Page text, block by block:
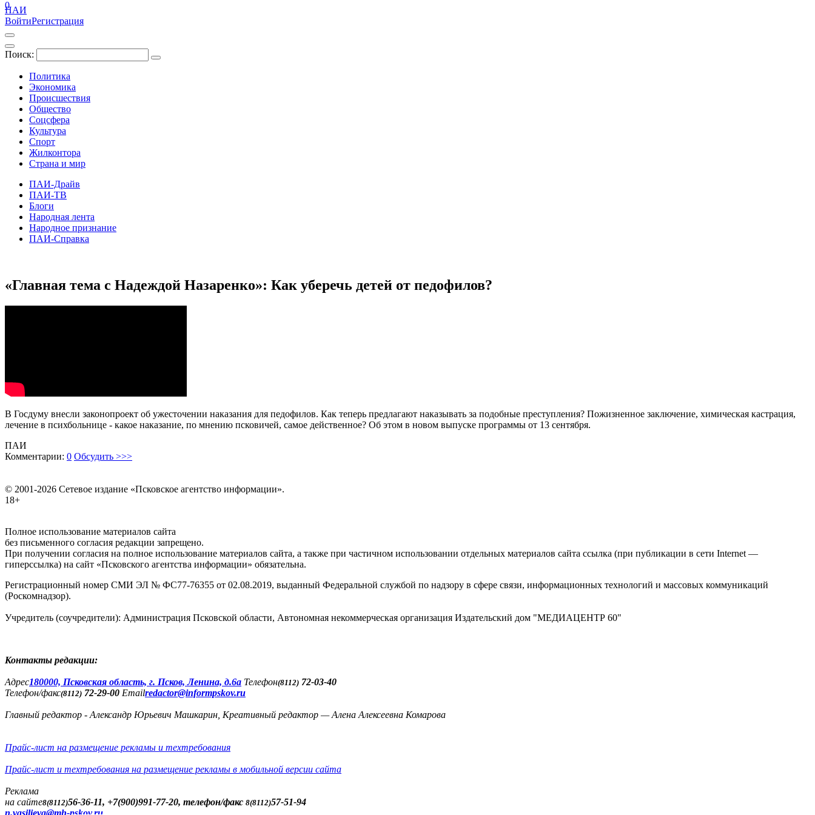
ПАИ
ВойтиРегистрация
Поиск:
Политика
Экономика
Происшествия
Общество
Соцсфера
Культура
Спорт
Жилконтора
Страна и мир
ПАИ-Драйв
ПАИ-ТВ
Блоги
Народная лента
Народное признание
ПАИ-Справка
0
«Главная тема с Надеждой Назаренко»: Как уберечь детей от педофилов?
В Госдуму внесли законопроект об ужесточении наказания для педофилов. Как теперь предлагают наказывать за подобные преступления? Пожизненное заключение, химическая кастрация,
лечение в психбольнице - какое наказание, по мнению псковичей, самое действенное? Об этом в новом выпуске программы от 13 сентября.
ПАИ
Комментарии: 0 Обсудить >>>
© 2001-2026 Сетевое издание «Псковское агентство информации».
18+
Полное использование материалов сайта
без письменного согласия редакции запрещено.
При получении согласия на полное использование материалов сайта, а также при частичном использовании отдельных материалов сайта ссылка (при публикации в сети Internet —
гиперссылка) на сайт «Псковского агентства информации» обязательна.
Регистрационный номер СМИ ЭЛ № ФС77-76355 от 02.08.2019, выданный Федеральной службой по надзору в сфере связи, информационных технологий и массовых коммуникаций
(Роскомнадзор).
Учредитель (соучредители): Администрация Псковской области, Автономная некоммерческая организация Издательский дом "МЕДИАЦЕНТР 60"
Контакты редакции:
Адреc180000, Псковская область, г. Псков, Ленина, д.6а Телефон(8112) 72-03-40
Телефон/факс(8112) 72-29-00 Emailredactor@informpskov.ru
Главный редактор - Александр Юрьевич Машкарин, Креативный редактор — Алена Алексеевна Комарова
Прайс-лист на размещение рекламы и техтребования
Прайс-лист и техтребования на размещение рекламы в мобильной версии сайта
Реклама
на сайте8(8112)56-36-11, +7(900)991-77-20, телефон/факс 8(8112)57-51-94
n.vasilieva@mh-pskov.ru